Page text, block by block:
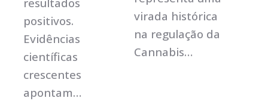
positivos.
Evidências
científicas
crescentes
apontam…
virada histórica
na regulação da
Cannabis…